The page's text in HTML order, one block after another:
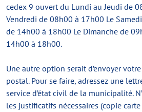
cedex 9 ouvert du Lundi au Jeudi de
Vendredi de 08h00 à 17h00 Le
de 14h00 à 18h00 Le Dimanche de
14h00 à 18h00.
Une autre option serait d’envoyer
postal. Pour se faire, adressez une
service d’état civil de la municipalité.
les justificatifs nécessaires (copie